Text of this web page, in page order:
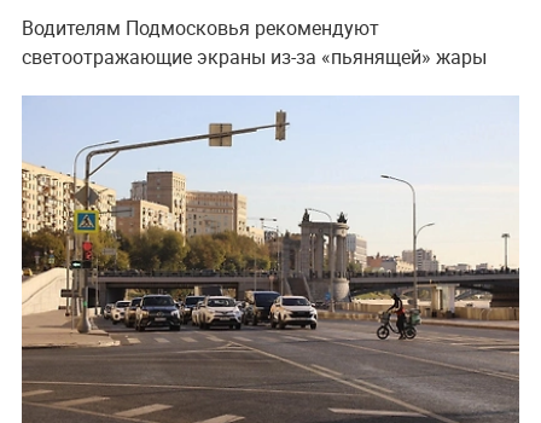
Водителям Подмосковья рекомендуют
светоотражающие экраны из-за «‎пьянящей» жары